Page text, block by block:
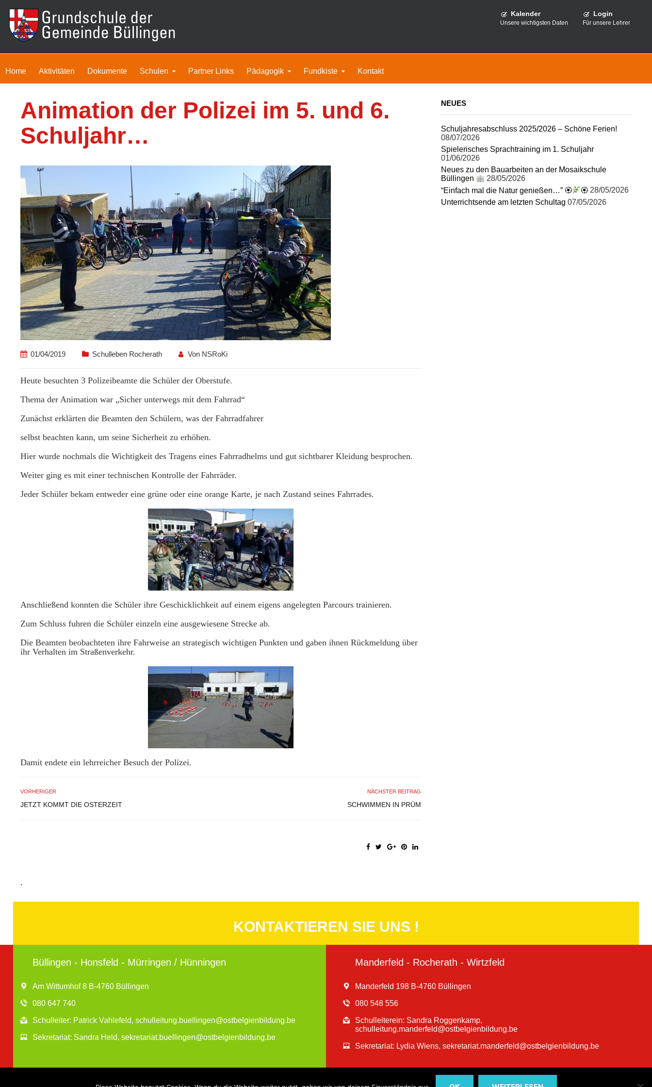
Login
Für unsere Lehrer
Kalender
Unsere wichtigsten Daten
Home Aktivitäten Dokumente Schulen Partner Links Pädagogik Fundkiste Kontakt
Animation der Polizei im 5. und 6.
Schuljahr…
01/04/2019 Schulleben Rocherath Von NSRoKi
Heute besuchten 3 Polizeibeamte die Schüler der Oberstufe.
Thema der Animation war „Sicher unterwegs mit dem Fahrrad“
Zunächst erklärten die Beamten den Schülern, was der Fahrradfahrer
selbst beachten kann, um seine Sicherheit zu erhöhen.
Hier wurde nochmals die Wichtigkeit des Tragens eines Fahrradhelms und gut sichtbarer Kleidung besprochen.
Weiter ging es mit einer technischen Kontrolle der Fahrräder.
Jeder Schüler bekam entweder eine grüne oder eine orange Karte, je nach Zustand seines Fahrrades.
Anschließend konnten die Schüler ihre Geschicklichkeit auf einem eigens angelegten Parcours trainieren.
Zum Schluss fuhren die Schüler einzeln eine ausgewiesene Strecke ab.
Die Beamten beobachteten ihre Fahrweise an strategisch wichtigen Punkten und gaben ihnen Rückmeldung über
ihr Verhalten im Straßenverkehr.
Damit endete ein lehrreicher Besuch der Polizei.
VORHERIGER
JETZT KOMMT DIE OSTERZEIT
NÄCHSTER BEITRAG
SCHWIMMEN IN PRÜM
.
NEUES
Schuljahresabschluss 2025/2026 – Schöne Ferien!
08/07/2026
Spielerisches Sprachtraining im 1. Schuljahr
01/06/2026
Neues zu den Bauarbeiten an der Mosaikschule
Büllingen
28/05/2026
“Einfach mal die Natur genießen…” 🏵
🏵 28/05/2026
Unterrichtsende am letzten Schultag 07/05/2026
KONTAKTIEREN SIE UNS !
Büllingen - Honsfeld - Mürringen / Hünningen
Am Wittumhof 8 B-4760 Büllingen
080 647 740
Schulleiter: Patrick Vahlefeld, schulleitung.buellingen@ostbelgienbildung.be
Sekretariat: Sandra Held, sekretariat.buellingen@ostbelgienbildung.be
Manderfeld - Rocherath - Wirtzfeld
Manderfeld 198 B-4760 Büllingen
080 548 556
Schulleiterein: Sandra Roggenkamp,
schulleitung.manderfeld@ostbelgienbildung.be
Sekretariat: Lydia Wiens, sekretariat.manderfeld@ostbelgienbildung.be